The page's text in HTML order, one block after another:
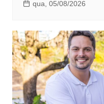
qua, 05/08/2026